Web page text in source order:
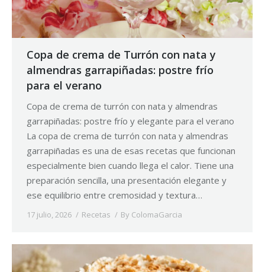
Copa de crema de Turrón con nata y
almendras garrapiñadas: postre frío
para el verano
Copa de crema de turrón con nata y almendras
garrapiñadas: postre frío y elegante para el verano
La copa de crema de turrón con nata y almendras
garrapiñadas es una de esas recetas que funcionan
especialmente bien cuando llega el calor. Tiene una
preparación sencilla, una presentación elegante y
ese equilibrio entre cremosidad y textura…
17 julio, 2026 Recetas By ColomaGarcia